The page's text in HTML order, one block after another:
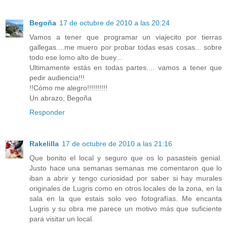
Begoña 17 de octubre de 2010 a las 20:24
Vamos a tener que programar un viajecito por tierras
gallegas....me muero por probar todas esas cosas... sobre
todo ese lomo alto de buey...
Ultimamente estás en todas partes.... vamos a tener que
pedir audiencia!!!
!!Cómo me alegro!!!!!!!!!!
Un abrazo, Begoña
Responder
Rakelilla 17 de octubre de 2010 a las 21:16
Que bonito el local y seguro que os lo pasasteis genial.
Justo hace una semanas semanas me comentaron que lo
iban a abrir y tengo curiosidad por saber si hay murales
originales de Lugris como en otros locales de la zona, en la
sala en la que estais solo veo fotografías. Me encanta
Lugris y su obra me parece un motivo más que suficiente
para visitar un local.